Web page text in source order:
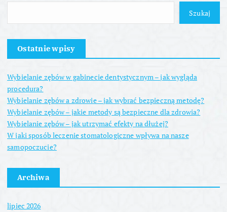
Szukaj
Ostatnie wpisy
Wybielanie zębów w gabinecie dentystycznym – jak wygląda
procedura?
Wybielanie zębów a zdrowie – jak wybrać bezpieczną metodę?
Wybielanie zębów – jakie metody są bezpieczne dla zdrowia?
Wybielanie zębów – jak utrzymać efekty na dłużej?
W jaki sposób leczenie stomatologiczne wpływa na nasze
samopoczucie?
Archiwa
lipiec 2026